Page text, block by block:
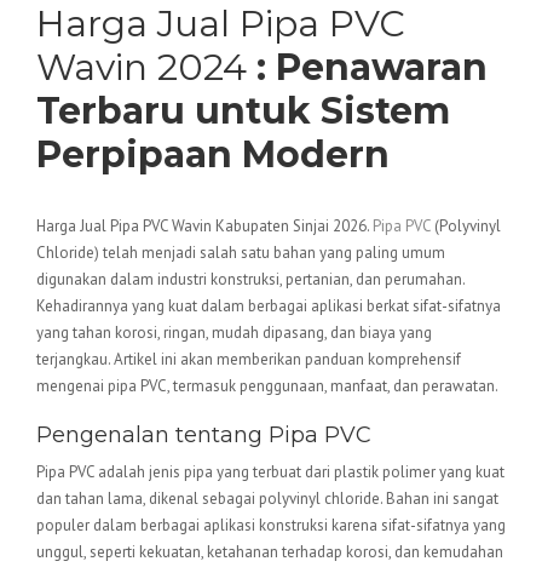
Harga Jual Pipa PVC
Wavin 2024 : Penawaran
Terbaru untuk Sistem
Perpipaan Modern
Harga Jual Pipa PVC Wavin Kabupaten Sinjai 2026. Pipa PVC (Polyvinyl
Chloride) telah menjadi salah satu bahan yang paling umum
digunakan dalam industri konstruksi, pertanian, dan perumahan.
Kehadirannya yang kuat dalam berbagai aplikasi berkat sifat-sifatnya
yang tahan korosi, ringan, mudah dipasang, dan biaya yang
terjangkau. Artikel ini akan memberikan panduan komprehensif
mengenai pipa PVC, termasuk penggunaan, manfaat, dan perawatan.
Pengenalan tentang Pipa PVC
Pipa PVC adalah jenis pipa yang terbuat dari plastik polimer yang kuat
dan tahan lama, dikenal sebagai polyvinyl chloride. Bahan ini sangat
populer dalam berbagai aplikasi konstruksi karena sifat-sifatnya yang
unggul, seperti kekuatan, ketahanan terhadap korosi, dan kemudahan